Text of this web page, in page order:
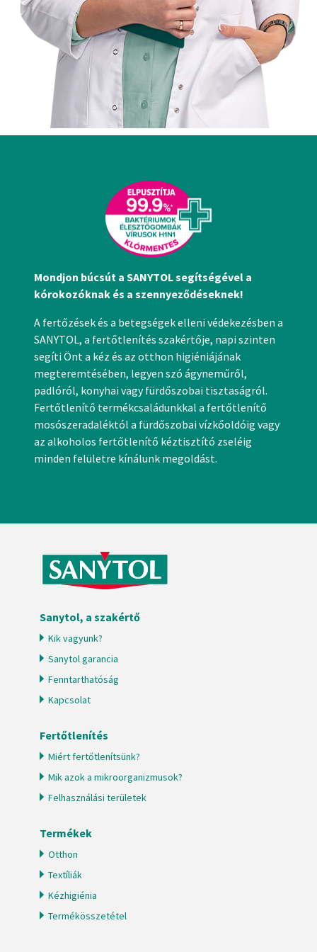
Mondjon búcsút a SANYTOL segítségével a
kórokozóknak és a szennyeződéseknek!
A fertőzések és a betegségek elleni védekezésben a
SANYTOL, a fertőtlenítés szakértője, napi szinten
segíti Önt a kéz és az otthon higiéniájának
megteremtésében, legyen szó ágyneműről,
padlóról, konyhai vagy fürdőszobai tisztaságról.
Fertőtlenítő termékcsaládunkkal a fertőtlenítő
mosószeradaléktól a fürdőszobai vízkőoldóig vagy
az alkoholos fertőtlenítő kéztisztító zseléig
minden felületre kínálunk megoldást.
Sanytol, a szakértő
Kik vagyunk?
Sanytol garancia
Fenntarthatóság
Kapcsolat
Fertőtlenítés
Miért fertőtlenítsünk?
Mik azok a mikroorganizmusok?
Felhasználási területek
Termékek
Otthon
Textíliák
Kézhigiénia
Termékösszetétel